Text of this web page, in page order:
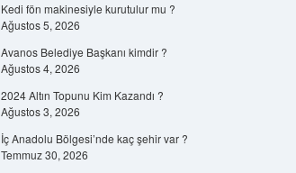
Kedi fön makinesiyle kurutulur mu ?
Ağustos 5, 2026
Avanos Belediye Başkanı kimdir ?
Ağustos 4, 2026
2024 Altın Topunu Kim Kazandı ?
Ağustos 3, 2026
İç Anadolu Bölgesi’nde kaç şehir var ?
Temmuz 30, 2026